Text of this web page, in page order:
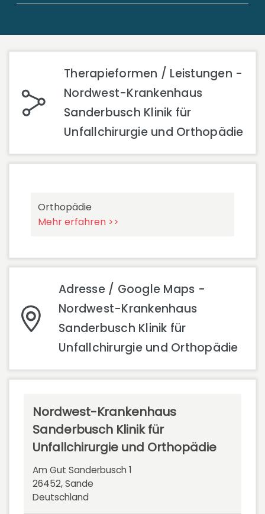
Therapieformen / Leistungen -
Nordwest-Krankenhaus
Sanderbusch Klinik für
Unfallchirurgie und Orthopädie
Orthopädie
Mehr erfahren >>
Adresse / Google Maps -
Nordwest-Krankenhaus
Sanderbusch Klinik für
Unfallchirurgie und Orthopädie
Nordwest-Krankenhaus
Sanderbusch Klinik für
Unfallchirurgie und Orthopädie
Am Gut Sanderbusch 1
26452, Sande
Deutschland